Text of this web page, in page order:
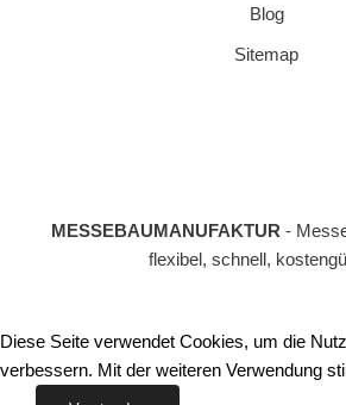
Blog
Sitemap
MESSEBAUMANUFAKTUR -
flexibel, schnell,
Diese Seite verwendet Cookies, um die
verbessern. Mit der weiteren Verwendung